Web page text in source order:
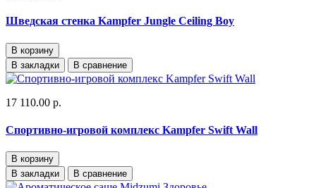
Шведская стенка Kampfer Jungle Ceiling Boy
В корзину
В закладки
В сравнение
17 110.00 р.
Спортивно-игровой комплекс Kampfer Swift Wall
В корзину
В закладки
В сравнение